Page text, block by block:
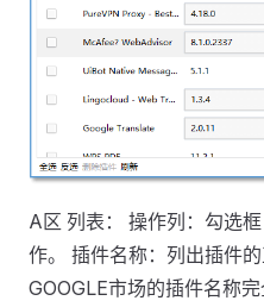
A区 列表： 操作列：勾选
作。 插件名称：列出插件
GOOGLE市场的插件名称